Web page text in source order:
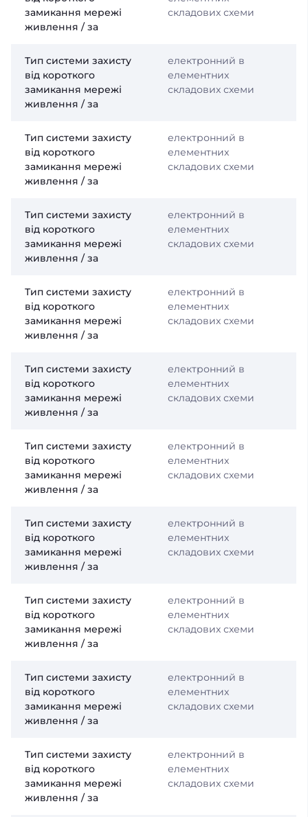
замикання мережі
живлення / за
складових схеми
Тип системи захисту
від короткого
замикання мережі
живлення / за
електронний в
елементних
складових схеми
Тип системи захисту
від короткого
замикання мережі
живлення / за
електронний в
елементних
складових схеми
Тип системи захисту
від короткого
замикання мережі
живлення / за
електронний в
елементних
складових схеми
Тип системи захисту
від короткого
замикання мережі
живлення / за
електронний в
елементних
складових схеми
Тип системи захисту
від короткого
замикання мережі
живлення / за
електронний в
елементних
складових схеми
Тип системи захисту
від короткого
замикання мережі
живлення / за
електронний в
елементних
складових схеми
Тип системи захисту
від короткого
замикання мережі
живлення / за
електронний в
елементних
складових схеми
Тип системи захисту
від короткого
замикання мережі
живлення / за
електронний в
елементних
складових схеми
Тип системи захисту
від короткого
замикання мережі
живлення / за
електронний в
елементних
складових схеми
Тип системи захисту
від короткого
замикання мережі
живлення / за
електронний в
елементних
складових схеми